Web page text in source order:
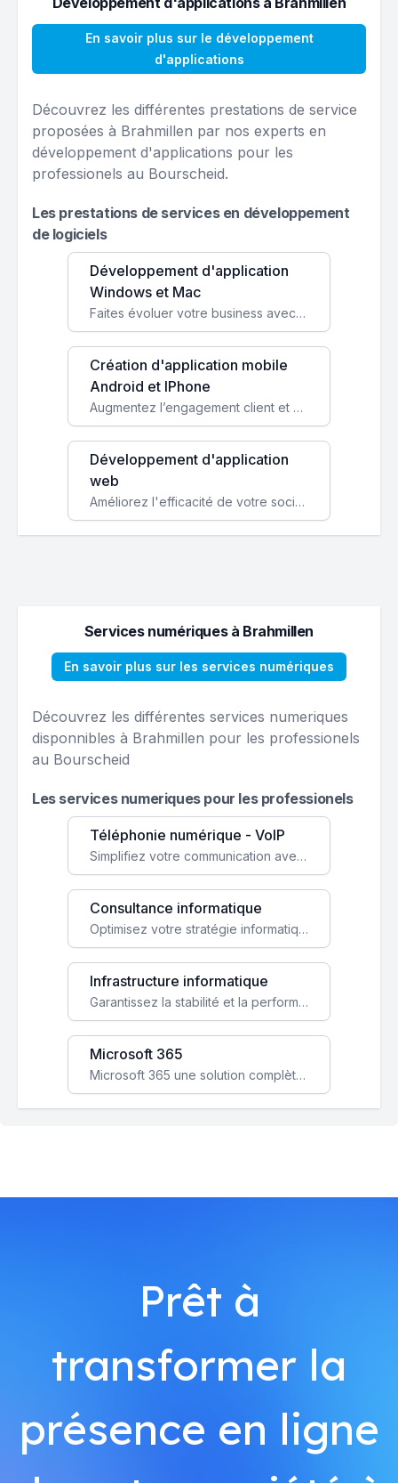
En savoir plus sur le développement
d'applications
Découvrez les différentes prestations de service
proposées à Brahmillen par nos experts en
développement d'applications pour les
professionels au Bourscheid.
Les prestations de services en développement
de logiciels
Développement d'application
Windows et Mac
Faites évoluer votre business avec des solutions logicielles personnalisées, parfaitement adaptées à vos besoins spécifiques.
Création d'application mobile
Android et IPhone
Augmentez l’engagement client et simplifiez vos processus avec une application mobile sur mesure, disponible sur iOS et Android.
Développement d'application
web
Améliorez l'efficacité de votre société avec une application web personnalisée accessible partout et tout le temps.
Services numériques à Brahmillen
En savoir plus sur les services numériques
Découvrez les différentes services numeriques
disponnibles à Brahmillen pour les professionels
au Bourscheid
Les services numeriques pour les professionels
Téléphonie numérique - VoIP
Simplifiez votre communication avec une solution VoIP flexible, économique et adaptée à vos besoins professionnels.
Consultance informatique
Optimisez votre stratégie informatique avec l'expertise de nos consultants pour améliorer votre efficacité et sécurité.
Infrastructure informatique
Garantissez la stabilité et la performance de votre entreprise avec une infrastructure IT sécurisée et évolutive.
Microsoft 365
Microsoft 365 une solution complète qui booste votre productivité, renforce la sécurité de vos données et facilite la collaboration.
Prêt à
transformer la
présence en ligne